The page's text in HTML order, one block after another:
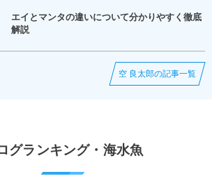
エイとマンタの違いについて分かりやすく徹底
解説
空 良太郎の記事一覧
グランキング・海水魚